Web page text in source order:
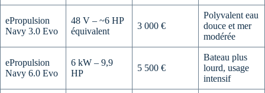
ePropulsion
Navy 3.0 Evo
48 V – ~6 HP
équivalent
3 000 €
Polyvalent eau
douce et mer
modérée
ePropulsion
Navy 6.0 Evo
6 kW – 9,9
HP
5 500 €
Bateau plus
lourd, usage
intensif